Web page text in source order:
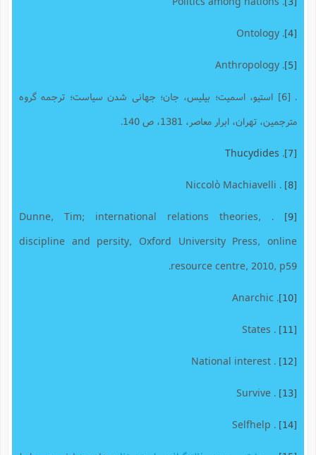
. Ontology
. Anthropology
. [6] استیو، اسمیت؛ بیلیس، جان؛ جهانی شدن سیاست؛ ترجمه گروه
مترجمین، تهران، ابرار معاصر، 1381، ص 140.
.
Thucydides
. Niccolò Machiavelli
. Dunne, Tim; international relations theories,
discipline and persity, Oxford University Press, online
resource centre, 2010, p59.
. Anarchic
. States
. National interest
. Survive
. Selfhelp